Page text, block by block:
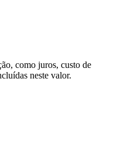
como juros, custo de
neste valor.